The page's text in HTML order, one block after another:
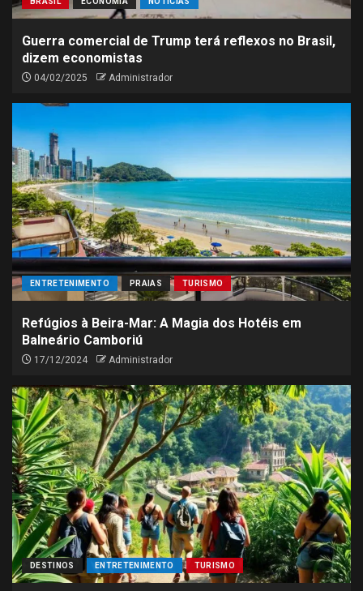
Guerra comercial de Trump terá reflexos no Brasil,
dizem economistas
04/02/2025 Administrador
ENTRETENIMENTO PRAIAS TURISMO
Refúgios à Beira-Mar: A Magia dos Hotéis em
Balneário Camboriú
17/12/2024 Administrador
DESTINOS ENTRETENIMENTO TURISMO